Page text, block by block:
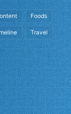
Foods
Travel